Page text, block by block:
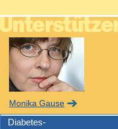
Monika Gause
Diabetes-